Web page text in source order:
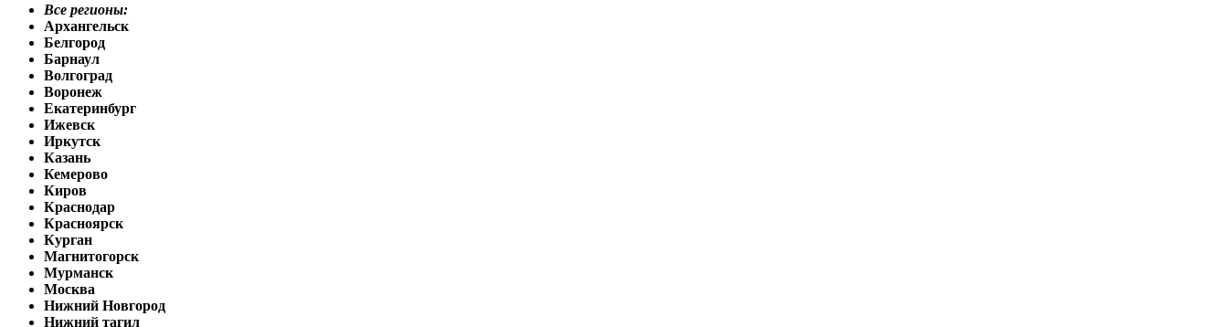
Все регионы:
Архангельск
Белгород
Барнаул
Волгоград
Воронеж
Екатеринбург
Ижевск
Иркутск
Казань
Кемерово
Киров
Краснодар
Красноярск
Курган
Магнитогорск
Мурманск
Москва
Нижний Новгород
Нижний тагил